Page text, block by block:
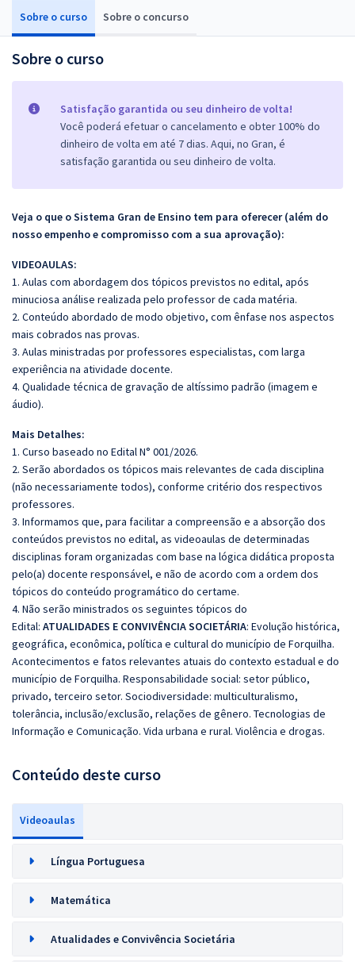
Sobre o curso Sobre o concurso
Sobre o curso
Satisfação garantida ou seu dinheiro de volta!
Você poderá efetuar o cancelamento e obter 100% do
dinheiro de volta em até 7 dias. Aqui, no Gran, é
satisfação garantida ou seu dinheiro de volta.
Veja o que o Sistema Gran de Ensino tem para oferecer (além do
nosso empenho e compromisso com a sua aprovação):
VIDEOAULAS:
1. Aulas com abordagem dos tópicos previstos no edital, após
minuciosa análise realizada pelo professor de cada matéria.
2. Conteúdo abordado de modo objetivo, com ênfase nos aspectos
mais cobrados nas provas.
3. Aulas ministradas por professores especialistas, com larga
experiência na atividade docente.
4. Qualidade técnica de gravação de altíssimo padrão (imagem e
áudio).
Mais Detalhes:
1. Curso baseado no Edital N° 001/2026.
2. Serão abordados os tópicos mais relevantes de cada disciplina
(não necessariamente todos), conforme critério dos respectivos
professores.
3. Informamos que, para facilitar a compreensão e a absorção dos
conteúdos previstos no edital, as videoaulas de determinadas
disciplinas foram organizadas com base na lógica didática proposta
pelo(a) docente responsável, e não de acordo com a ordem dos
tópicos do conteúdo programático do certame.
4. Não serão ministrados os seguintes tópicos do
Edital: ATUALIDADES E CONVIVÊNCIA SOCIETÁRIA: Evolução histórica,
geográfica, econômica, política e cultural do município de Forquilha.
Acontecimentos e fatos relevantes atuais do contexto estadual e do
município de Forquilha. Responsabilidade social: setor público,
privado, terceiro setor. Sociodiversidade: multiculturalismo,
tolerância, inclusão/exclusão, relações de gênero. Tecnologias de
Informação e Comunicação. Vida urbana e rural. Violência e drogas.
Conteúdo deste curso
Videoaulas
Língua Portuguesa
Matemática
Atualidades e Convivência Societária